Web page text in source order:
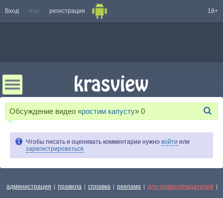
Вход или регистрация 18+
Обсуждение видео «ростим капусту» 0
Чтобы писать и оценивать комментарии нужно войти или
зарегистрироваться
администрация | правила | справка | реклама | для правообладателей |